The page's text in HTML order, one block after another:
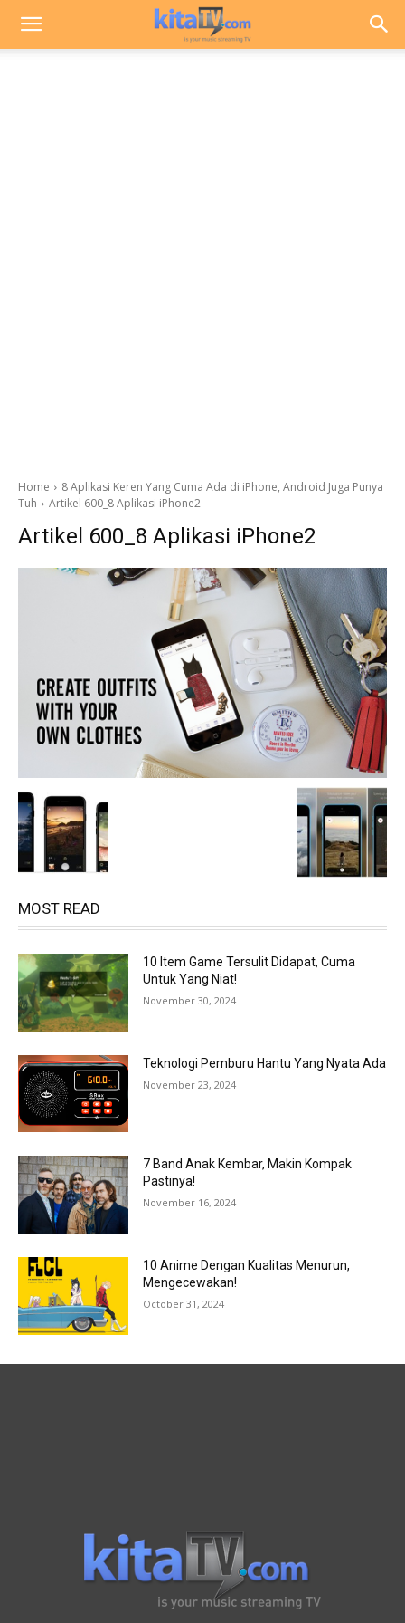
Home
8 Aplikasi Keren Yang Cuma Ada di iPhone, Android Juga Punya
Tuh
Artikel 600_8 Aplikasi iPhone2
Artikel 600_8 Aplikasi iPhone2
MOST READ
10 Item Game Tersulit Didapat, Cuma
Untuk Yang Niat!
November 30, 2024
Teknologi Pemburu Hantu Yang Nyata Ada
November 23, 2024
7 Band Anak Kembar, Makin Kompak
Pastinya!
November 16, 2024
10 Anime Dengan Kualitas Menurun,
Mengecewakan!
October 31, 2024